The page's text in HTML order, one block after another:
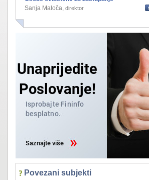
Sanja Maloča, direktor
Povezani subjekti